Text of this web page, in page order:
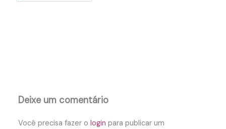
Deixe um comentário
Você precisa fazer ologin para publicar um